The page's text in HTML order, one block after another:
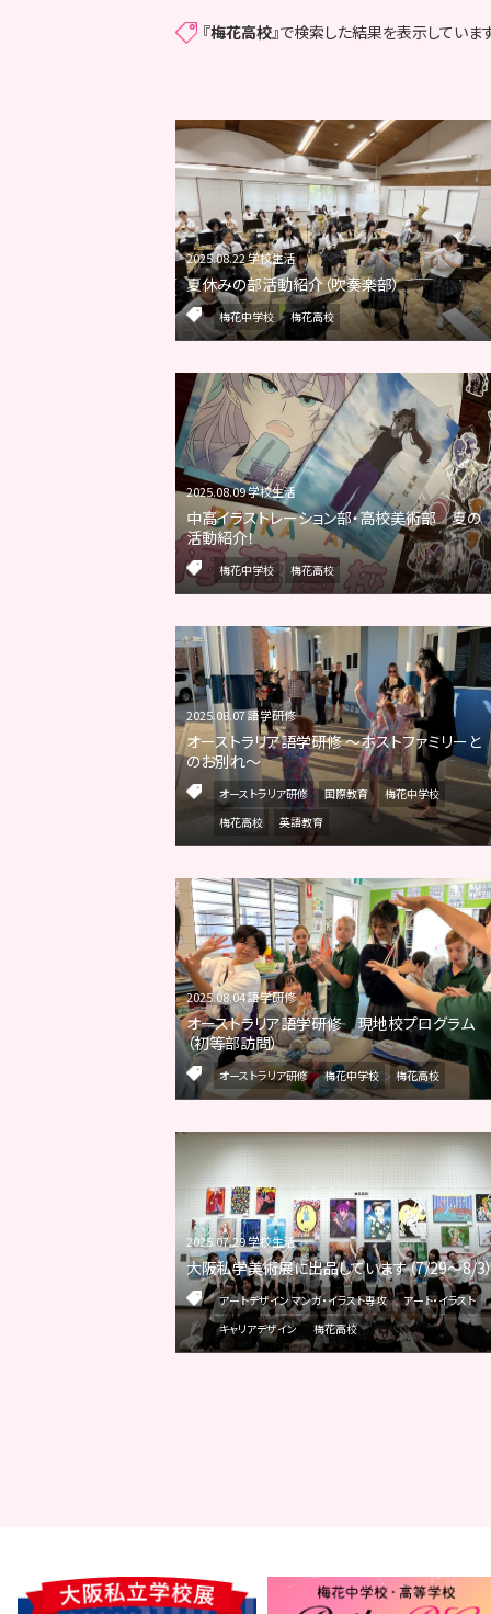
『梅花高校』で検索した結果を表示していま
2025.08.22 学校生活
夏休みの部活動紹介（吹奏楽部）
梅花中学校 梅花高校
2025.08.09 学校生活
中高イラストレーション部・高校美術部 夏の
活動紹介！
梅花中学校 梅花高校
2025.08.07 語学研修
オーストラリア語学研修 ～ホストファミリーと
のお別れ～
オーストラリア研修 国際教育
梅花中学校
梅花高校
英語教育
2025.08.04 語学研修
オーストラリア語学研修 現地校プログラム
（初等部訪問）
オーストラリア研修 梅花中学校 梅花高校
2025.07.29 学校生活
大阪私学美術展に出品しています（7/29～8/3
アートデザイン マンガ・イラスト専攻
アート・イラスト
キャリアデザイン
梅花高校